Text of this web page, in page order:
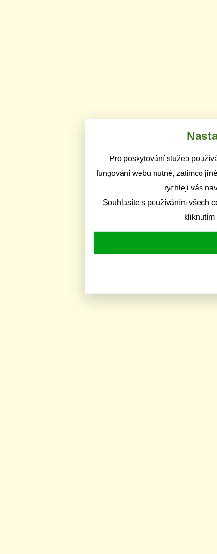
Pro poskytování služeb
fungování webu nutné, zatímco
rychleji vás
Souhlasíte s používáním všech
kliknutím